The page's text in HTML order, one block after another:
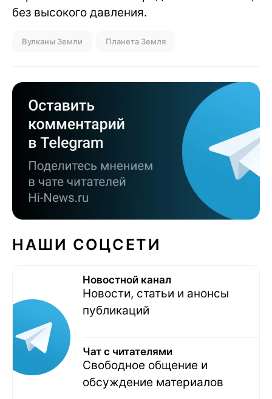
без высокого давления.
Вулканы Земли Планета Земля
НАШИ СОЦСЕТИ
Новостной канал
Новости, статьи и анонсы
публикаций
Чат с читателями
Свободное общение и
обсуждение материалов